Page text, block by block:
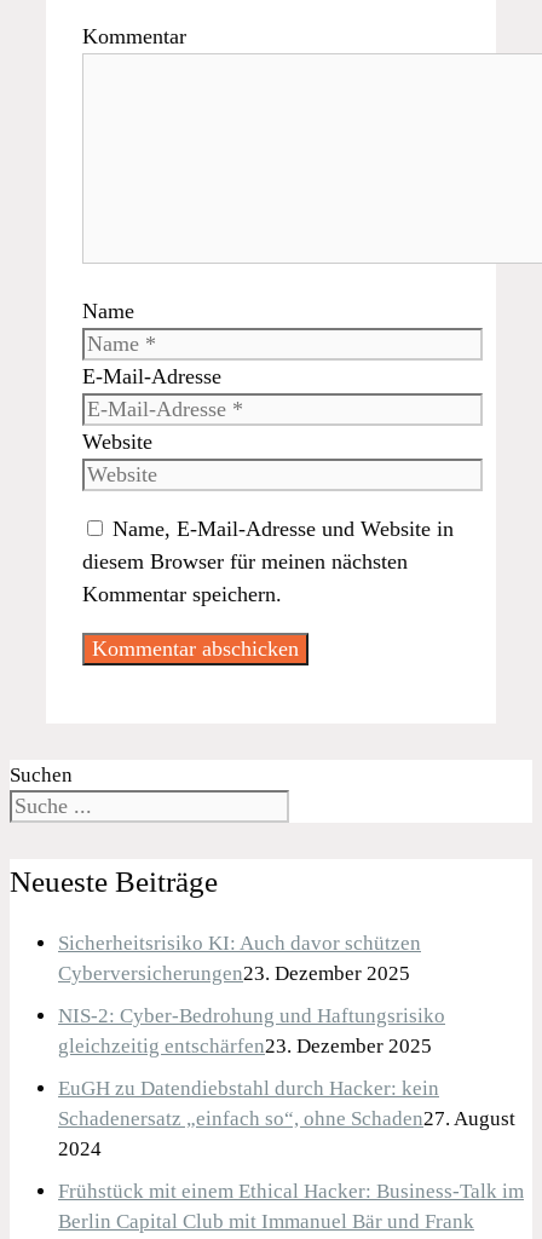
Kommentar
Name
E-Mail-Adresse
Website
Name, E-Mail-Adresse und Website in
diesem Browser für meinen nächsten
Kommentar speichern.
Suchen
Neueste Beiträge
Sicherheitsrisiko KI: Auch davor schützen
Cyberversicherungen23. Dezember 2025
NIS-2: Cyber-Bedrohung und Haftungsrisiko
gleichzeitig entschärfen23. Dezember 2025
EuGH zu Datendiebstahl durch Hacker: kein
Schadenersatz „einfach so“, ohne Schaden27. August
2024
Frühstück mit einem Ethical Hacker: Business-Talk im
Berlin Capital Club mit Immanuel Bär und Frank